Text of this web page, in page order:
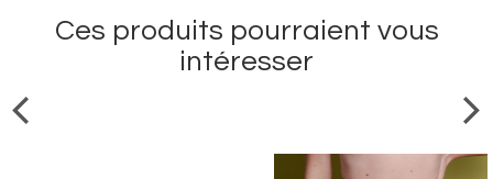
Ces produits pourraient vous
intéresser